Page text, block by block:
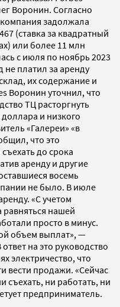
Воронин. Согласно
компания задолжала
(ставка за квадратный
или более 11 млн
с июля по ноябрь 2023
не платил за аренду
их содержание и
Воронин уточнил, что
ТЦ расторгнуть
доллара и низкого
«Галереи» «в
что это
до срока
аренду и другие
восемь
не было. В июле
«С учетом
равняться нашей
просто в минус.
объем выплат», —
на это руководство
электричество, что
вести продажи. «Сейчас
ни работать, ни
предприниматель.